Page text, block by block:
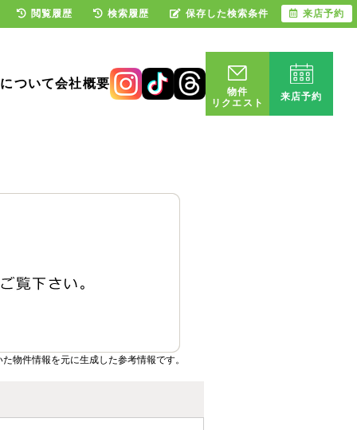
ついて会社概要
物件
リクエスト
来店予約
物件情報を元に生成した参考情報です。
閲覧履歴 検索履歴 保存した検索条件 来店予約